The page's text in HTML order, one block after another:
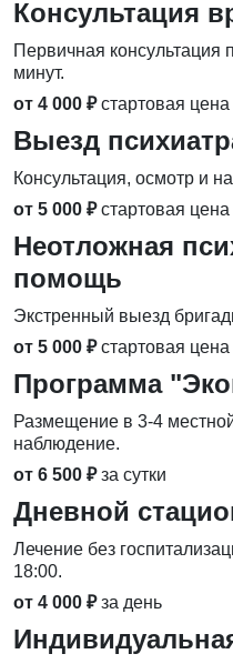
Консультация
Первичная консультация
минут.
от 4 000 ₽ стартовая цена
Выезд
Консультация, осмотр и
от 5 000 ₽ стартовая цена
Неотложная
помощь
Экстренный выезд
от 5 000 ₽ стартовая цена
Программа
Размещение в 3-4
наблюдение.
от 6 500 ₽ за сутки
Дневной
Лечение без
18:00.
от 4 000 ₽ за день